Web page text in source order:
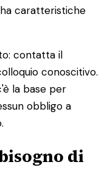
caratteristiche
contatta il
conoscitivo.
la base per
obbligo a
di